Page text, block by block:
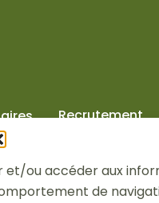
et/ou accéder aux
de
Recrutement